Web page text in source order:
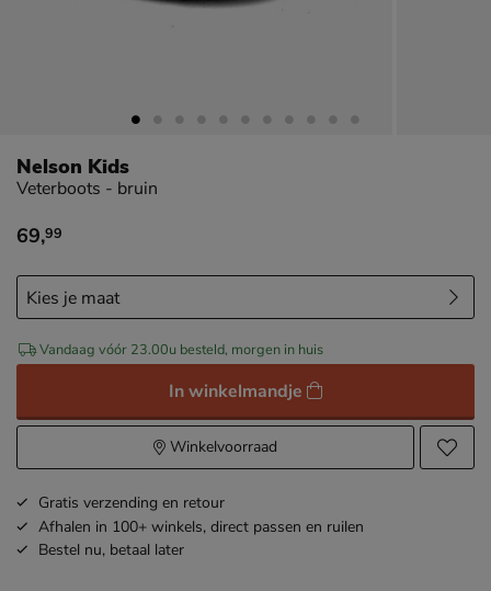
Nelson Kids
Veterboots - bruin
€ 69,99
69,99
Vandaag vóór 23.00u besteld, morgen in huis
In winkelmandje
Winkelvoorraad
Gratis verzending en retour
Afhalen in 100+ winkels, direct passen en ruilen
Bestel nu, betaal later